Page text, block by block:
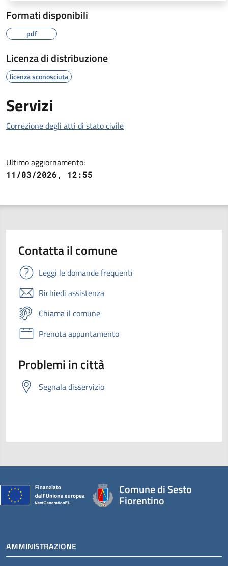
Formati disponibili
pdf
Licenza di distribuzione
licenza sconosciuta
Servizi
Correzione degli atti di stato civile
Ultimo aggiornamento:
11/03/2026, 12:55
Contatta il comune
Leggi le domande frequenti
Richiedi assistenza
Chiama il comune
Prenota appuntamento
Problemi in città
Segnala disservizio
Comune di Sesto
Fiorentino
AMMINISTRAZIONE